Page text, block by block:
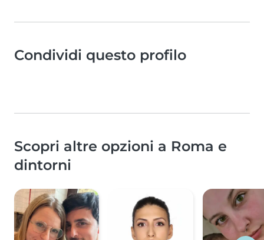
Condividi questo profilo
Scopri altre opzioni a Roma e
dintorni